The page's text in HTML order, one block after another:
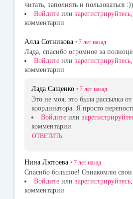
читать, заполнять и пользоваться :))
Войдите или зарегистрируйтесь
комментарии
Алла Сотникова • 7 лет назад
Лада, спасибо огромное за
Войдите или зарегистрируйтесь
комментарии
Лада Сащенко • 7 лет назад
Это не моя, это была рассылка
координатора. Я просто
Войдите или
комментарии
ОТВЕТИТЬ
Нина Лютоева • 7 лет назад
Спасибо большое! Ознакомлю
Войдите или зарегистрируйтесь
комментарии